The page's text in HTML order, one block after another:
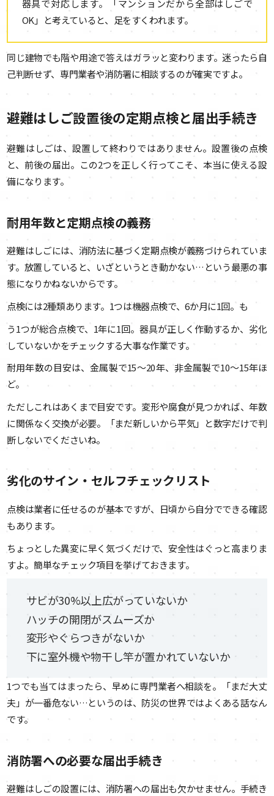
器具で対応します。「マンションだから全部はしごで
OK」と考えていると、足をすくわれます。
同じ建物でも階や用途で答えはガラッと変わります。迷ったら自
己判断せず、専門業者や消防署に相談するのが確実ですよ。
避難はしご設置後の定期点検と届出手続き
避難はしごは、設置して終わりではありません。設置後の点検
と、前後の届出。この2つを正しく行ってこそ、本当に使える設
備になります。
耐用年数と定期点検の義務
避難はしごには、消防法に基づく定期点検が義務づけられていま
す。放置していると、いざというとき動かない…という最悪の事
態になりかねないからです。
点検には2種類あります。1つは機器点検で、6か月に1回。も
う1つが総合点検で、1年に1回。器具が正しく作動するか、劣化
していないかをチェックする大事な作業です。
耐用年数の目安は、金属製で15〜20年、非金属製で10〜15年ほ
ど。
ただしこれはあくまで目安です。変形や腐食が見つかれば、年数
に関係なく交換が必要。「まだ新しいから平気」と数字だけで判
断しないでくださいね。
劣化のサイン・セルフチェックリスト
点検は業者に任せるのが基本ですが、日頃から自分でできる確認
もあります。
ちょっとした異変に早く気づくだけで、安全性はぐっと高まりま
すよ。簡単なチェック項目を挙げておきます。
サビが30%以上広がっていないか
ハッチの開閉がスムーズか
変形やぐらつきがないか
下に室外機や物干し竿が置かれていないか
1つでも当てはまったら、早めに専門業者へ相談を。「まだ大丈
夫」が一番危ない…というのは、防災の世界ではよくある話なん
です。
消防署への必要な届出手続き
避難はしごの設置には、消防署への届出も欠かせません。手続き